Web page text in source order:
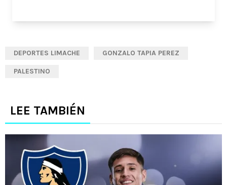
DEPORTES LIMACHE GONZALO TAPIA PEREZ
PALESTINO
LEE TAMBIÉN